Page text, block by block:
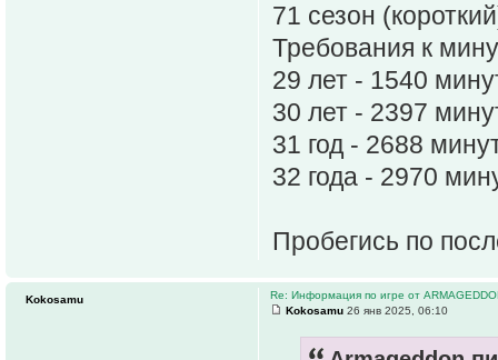
71 сезон
Требования к
29 лет - 1540
30 лет - 2397
31 год - 2688
32 года - 2970
Пробегись по
Re: Информация по игре от
Kokosamu 26 янв 2025, 06:10
Kokosamu